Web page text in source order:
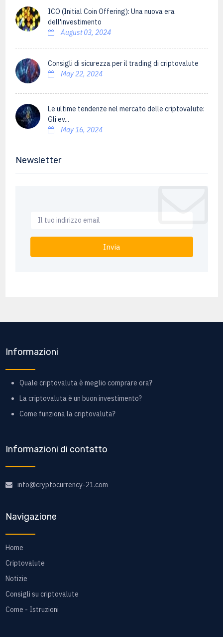
ICO (Initial Coin Offering): Una nuova era
dell'investimento
August 03, 2024
Consigli di sicurezza per il trading di criptovalute
May 22, 2024
Le ultime tendenze nel mercato delle criptovalute:
Gli ev...
May 16, 2024
Newsletter
Invia
Informazioni
Quale criptovaluta è meglio comprare ora?
La criptovaluta è un buon investimento?
Come funziona la criptovaluta?
Informazioni di contatto
info@cryptocurrency-21.com
Navigazione
Home
Criptovalute
Notizie
Consigli su criptovalute
Come - Istruzioni